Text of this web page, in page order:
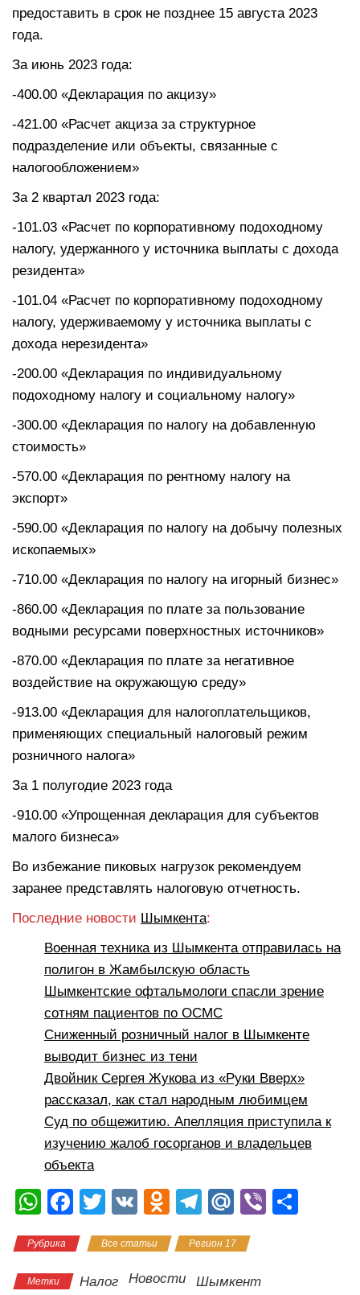
предоставить в срок не позднее 15 августа 2023
года.
За июнь 2023 года:
-400.00 «Декларация по акцизу»
-421.00 «Расчет акциза за структурное
подразделение или объекты, связанные с
налогообложением»
За 2 квартал 2023 года:
-101.03 «Расчет по корпоративному подоходному
налогу, удержанного у источника выплаты с дохода
резидента»
-101.04 «Расчет по корпоративному подоходному
налогу, удерживаемому у источника выплаты с
дохода нерезидента»
-200.00 «Декларация по индивидуальному
подоходному налогу и социальному налогу»
-300.00 «Декларация по налогу на добавленную
стоимость»
-570.00 «Декларация по рентному налогу на
экспорт»
-590.00 «Декларация по налогу на добычу полезных
ископаемых»
-710.00 «Декларация по налогу на игорный бизнес»
-860.00 «Декларация по плате за пользование
водными ресурсами поверхностных источников»
-870.00 «Декларация по плате за негативное
воздействие на окружающую среду»
-913.00 «Декларация для налогоплательщиков,
применяющих специальный налоговый режим
розничного налога»
За 1 полугодие 2023 года
-910.00 «Упрощенная декларация для субъектов
малого бизнеса»
Во избежание пиковых нагрузок рекомендуем
заранее представлять налоговую отчетность.
Последние новости Шымкента:
Военная техника из Шымкента отправилась на
полигон в Жамбылскую область
Шымкентские офтальмологи спасли зрение
сотням пациентов по ОСМС
Сниженный розничный налог в Шымкенте
выводит бизнес из тени
Двойник Сергея Жукова из «Руки Вверх»
рассказал, как стал народным любимцем
Суд по общежитию. Апелляция приступила к
изучению жалоб госорганов и владельцев
объекта
W
at
s
F
c
e
T
tt
er
V
O
n
o
T
e
gr
M
.R
u
Vi
Рубрика Все статьи Регион 17
Метки Налог Новости Шымкент